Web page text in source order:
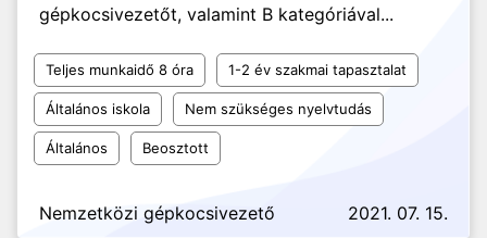
gépkocsivezetőt, valamint B kategóriával...
Teljes munkaidő 8 óra 1-2 év szakmai tapasztalat
Általános iskola Nem szükséges nyelvtudás
Általános Beosztott
Nemzetközi gépkocsivezető 2021. 07. 15.